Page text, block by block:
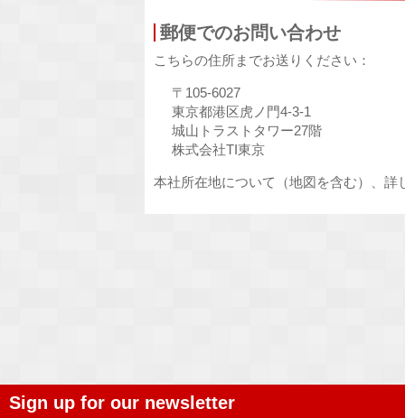
郵便でのお問い合わせ
こちらの住所までお送りください：
〒105-6027
東京都港区虎ノ門4-3-1
城山トラストタワー27階
株式会社TI東京
本社所在地について（地図を含む）、詳
Sign up for our newsletter